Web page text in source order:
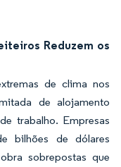
Reduzem os
de clima nos
de alojamento
trabalho. Empresas
bilhões de dólares
sobrepostas que